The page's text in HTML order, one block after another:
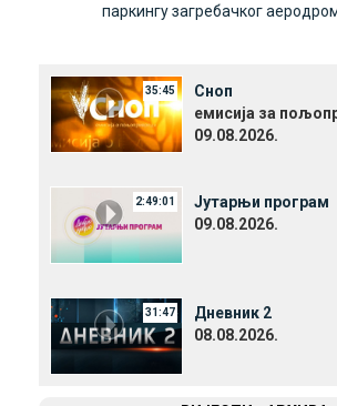
паркингу загребачког
35:45
Сноп
емисија за
09.08.2026.
2:49:01
Јутарњи програм
09.08.2026.
31:47
Дневник 2
08.08.2026.